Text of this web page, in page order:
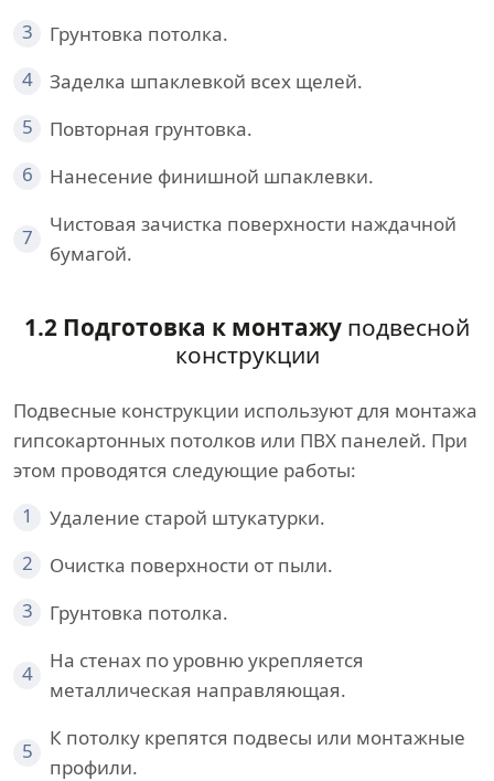
3
Грунтовка потолка.
4
Заделка шпаклевкой всех щелей.
5
Повторная грунтовка.
6
Нанесение финишной шпаклевки.
7
Чистовая зачистка поверхности наждачной
бумагой.
1.2 Подготовка к монтажу подвесной
конструкции
Подвесные конструкции используют для монтажа
гипсокартонных потолков или ПВХ панелей. При
этом проводятся следующие работы:
1
Удаление старой штукатурки.
2
Очистка поверхности от пыли.
3
Грунтовка потолка.
4
На стенах по уровню укрепляется
металлическая направляющая.
5
К потолку крепятся подвесы или монтажные
профили.